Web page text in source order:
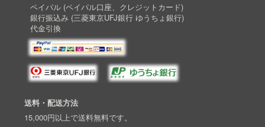
ペイパル (ペイパル口座、クレジットカード)
銀行振込み (三菱東京UFJ銀行 ゆうちょ銀行)
代金引換
送料・配送方法
15,000円以上で送料無料です。